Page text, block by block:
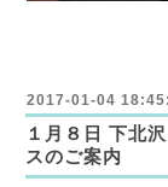
2017-01-04
１月８日 下北
スのご案内